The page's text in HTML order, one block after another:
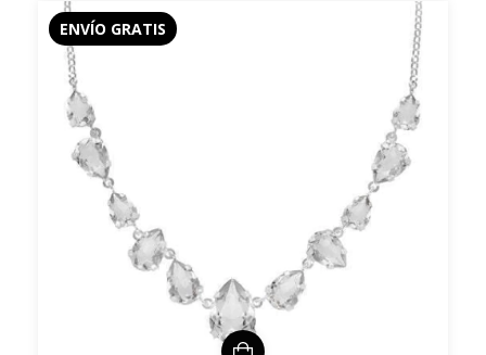
ENVÍO GRATIS